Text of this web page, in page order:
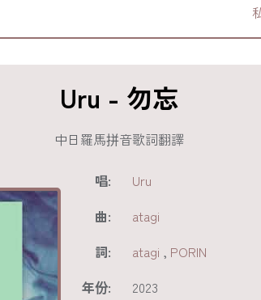
Uru - 勿忘
中日羅馬拼音歌詞翻譯
唱:
Uru
曲:
atagi
詞:
atagi , PORIN
年份:
2023